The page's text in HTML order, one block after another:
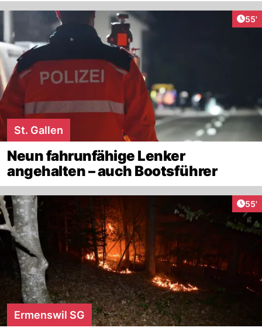
55'
St. Gallen
Neun fahrunfähige Lenker
angehalten – auch Bootsführer
55'
Ermenswil SG